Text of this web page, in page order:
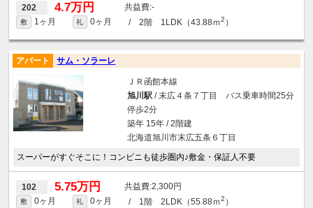
202 4.7万円 -
敷 1ヶ月 礼 0ヶ月 / 2階 1LDK（43.88ｍ2 ）
アパート サム・ソラーレ
ＪＲ函館本線
旭川駅/ 末広４条７丁目 バス乗車時間25分
停歩2分
築年 15年 / 2階建
北海道旭川市末広五条６丁目
スーパーがすぐそこに！コンビニも徒歩圏内♪敷金・保証人不要
102 5.75万円 2,300円
敷 0ヶ月 礼 0ヶ月 / 1階 2LDK（55.88ｍ2 ）